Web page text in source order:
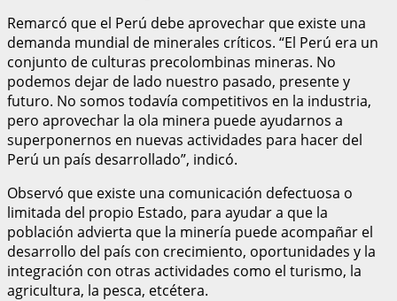
Remarcó que el Perú debe aprovechar que existe una
demanda mundial de minerales críticos. “El Perú era un
conjunto de culturas precolombinas mineras. No
podemos dejar de lado nuestro pasado, presente y
futuro. No somos todavía competitivos en la industria,
pero aprovechar la ola minera puede ayudarnos a
superponernos en nuevas actividades para hacer del
Perú un país desarrollado”, indicó.
Observó que existe una comunicación defectuosa o
limitada del propio Estado, para ayudar a que la
población advierta que la minería puede acompañar el
desarrollo del país con crecimiento, oportunidades y la
integración con otras actividades como el turismo, la
agricultura, la pesca, etcétera.